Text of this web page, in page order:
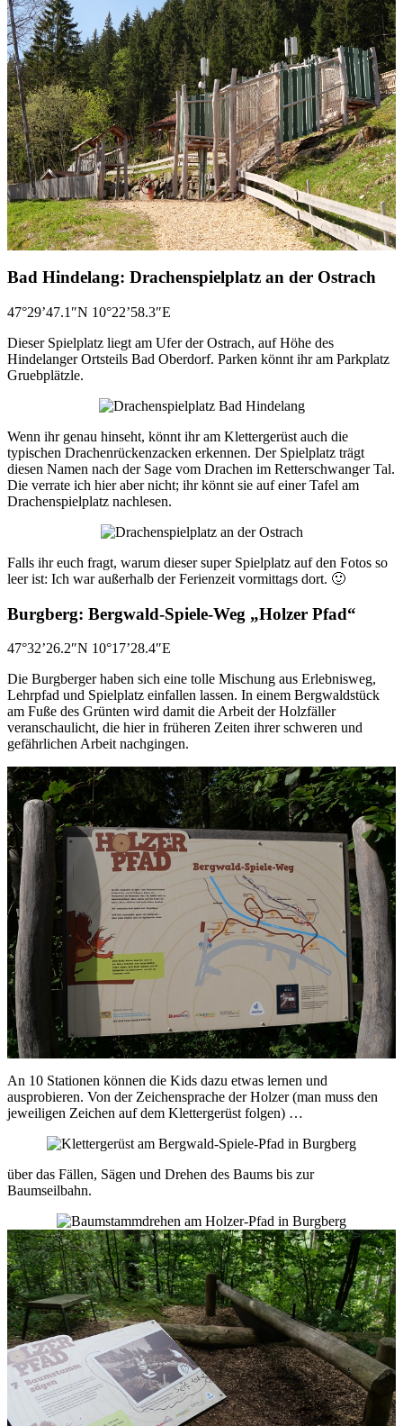
Bad Hindelang: Drachenspielplatz an der Ostrach
47°29’47.1″N 10°22’58.3″E
Dieser Spielplatz liegt am Ufer der Ostrach, auf Höhe des
Hindelanger Ortsteils Bad Oberdorf. Parken könnt ihr am Parkplatz
Gruebplätzle.
Wenn ihr genau hinseht, könnt ihr am Klettergerüst auch die
typischen Drachenrückenzacken erkennen. Der Spielplatz trägt
diesen Namen nach der Sage vom Drachen im Retterschwanger Tal.
Die verrate ich hier aber nicht; ihr könnt sie auf einer Tafel am
Drachenspielplatz nachlesen.
Falls ihr euch fragt, warum dieser super Spielplatz auf den Fotos so
leer ist: Ich war außerhalb der Ferienzeit vormittags dort. 🙂
Burgberg: Bergwald-Spiele-Weg „Holzer Pfad“
47°32’26.2″N 10°17’28.4″E
Die Burgberger haben sich eine tolle Mischung aus Erlebnisweg,
Lehrpfad und Spielplatz einfallen lassen. In einem Bergwaldstück
am Fuße des Grünten wird damit die Arbeit der Holzfäller
veranschaulicht, die hier in früheren Zeiten ihrer schweren und
gefährlichen Arbeit nachgingen.
An 10 Stationen können die Kids dazu etwas lernen und
ausprobieren. Von der Zeichensprache der Holzer (man muss den
jeweiligen Zeichen auf dem Klettergerüst folgen) …
über das Fällen, Sägen und Drehen des Baums bis zur
Baumseilbahn.